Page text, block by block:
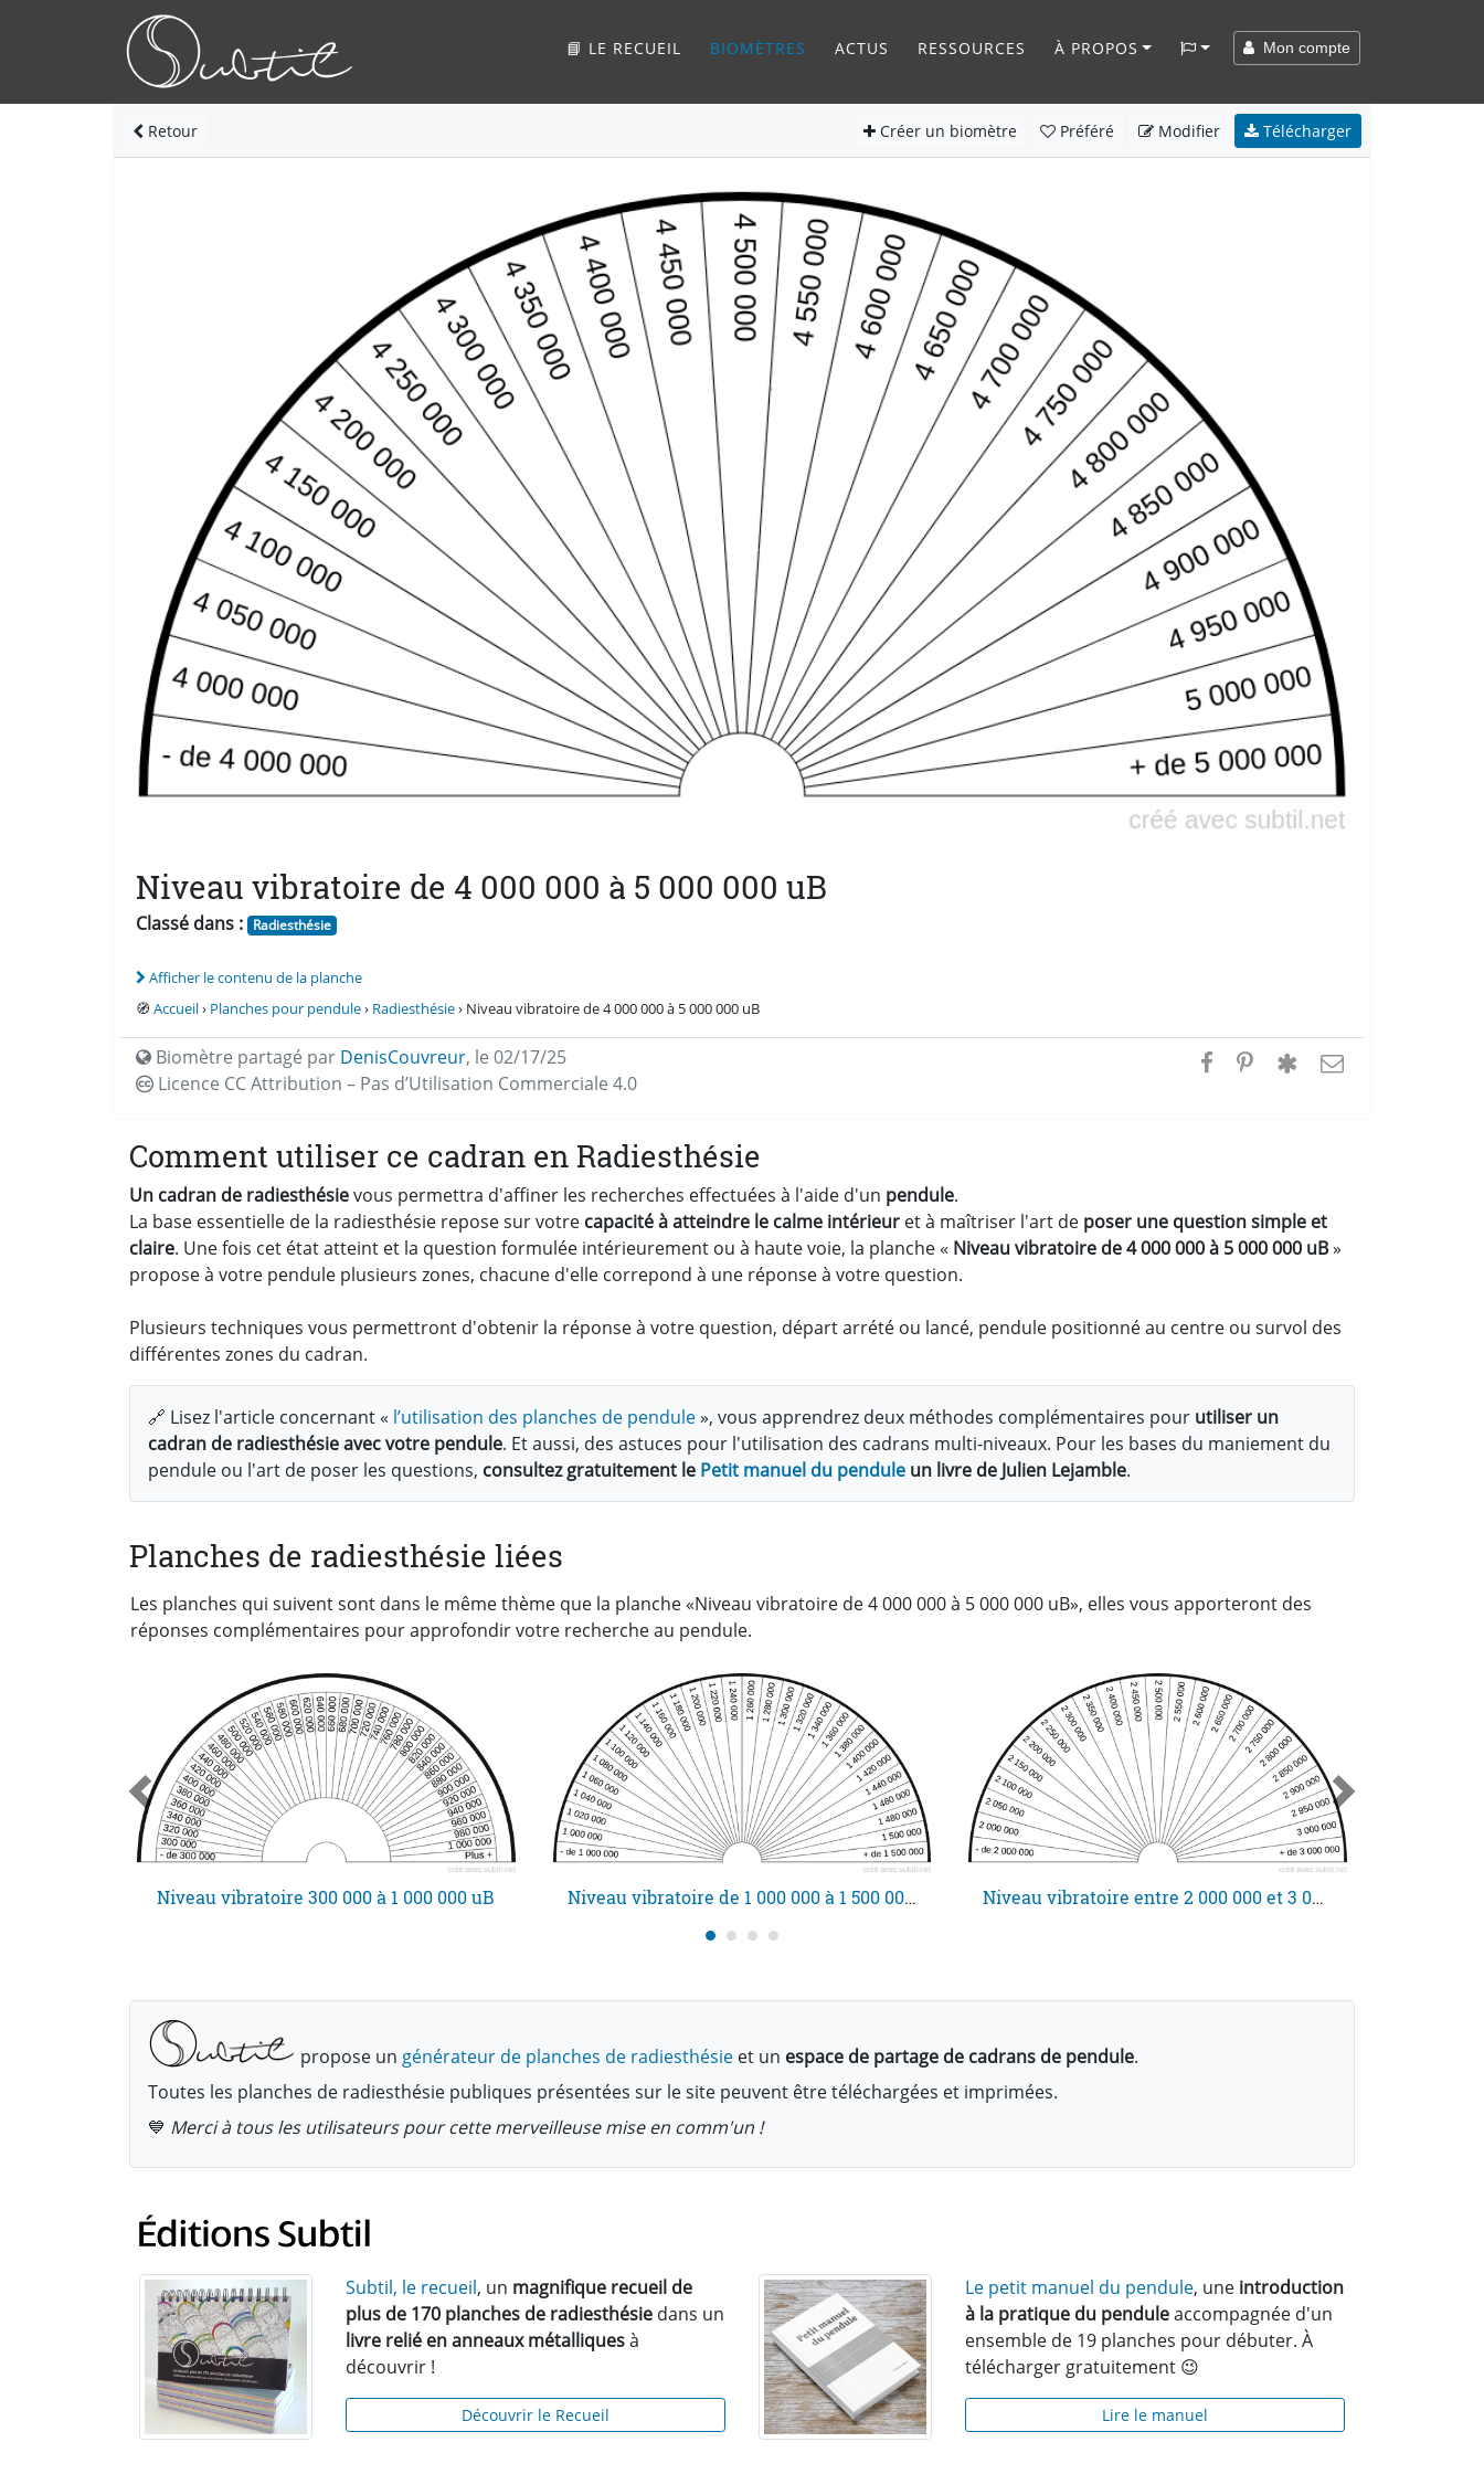
📘 LE RECUEIL BIOMÈTRES ACTUS RESSOURCES À PROPOS Mon compte
Retour Créer un biomètre Préféré Modifier Télécharger
Niveau vibratoire de 4 000 000 à 5 000 000 uB
Classé dans : Radiesthésie
Afficher le contenu de la planche
🧭 Accueil› Planches pour pendule› Radiesthésie› Niveau vibratoire de 4 000 000 à 5 000 000 uB
Biomètre partagé par DenisCouvreur, le 02/17/25
Licence CCAttribution – Pas d’Utilisation Commerciale 4.0
Comment utiliser ce cadran en Radiesthésie
Un cadran de radiesthésievous permettra d'affiner les recherches effectuées à l'aide d'un pendule.
La base essentielle de la radiesthésie repose sur votre capacité à atteindre le calme intérieur et à maîtriser l'art de poser une question simple et
claire. Une fois cet état atteint et la question formulée intérieurement ou à haute voie, la planche « Niveau vibratoire de 4 000 000 à 5 000 000 uB»
propose à votre pendule plusieurs zones, chacune d'elle correpond à une réponse à votre question.
Plusieurs techniques vous permettront d'obtenir la réponse à votre question, départ arrété ou lancé, pendule positionné au centre ou survol des
différentes zones du cadran.
🔗 Lisez l'article concernant « l’utilisation des planches de pendule», vous apprendrez deux méthodes complémentaires pour utiliser un
cadran de radiesthésie avec votre pendule. Et aussi, des astuces pour l'utilisation des cadrans multi-niveaux. Pour les bases du maniement du
pendule ou l'art de poser les questions, consultez gratuitement le Petit manuel du pendule un livre de Julien Lejamble.
Planches de radiesthésie liées
Les planches qui suivent sont dans le même thème que la planche «Niveau vibratoire de 4 000 000 à 5 000 000 uB», elles vous apporteront des
réponses complémentaires pour approfondir votre recherche au pendule.
Niveau vibratoire 300 000 à 1 000 000 uB Niveau vibratoire de 1 000 000 à 1 500 000 uB Niveau vibratoire entre 2 000 000 et 3 000 000 uB
propose un générateur de planches de radiesthésie et un espace de partage de cadrans de pendule.
Toutes les planches de radiesthésie publiques présentées sur le site peuvent être téléchargées et imprimées.
💙 Merci à tous les utilisateurs pour cette merveilleuse mise en comm'un !
Subtil, le recueil, un magnifique recueil de
plus de 170 planches de radiesthésie dans un
livre relié en anneaux métalliquesà
découvrir !
Découvrir le Recueil
Le petit manuel du pendule, une introduction
à la pratique du penduleaccompagnée d'un
ensemble de 19 planches pour débuter. À
télécharger gratuitement 😉
Lire le manuel